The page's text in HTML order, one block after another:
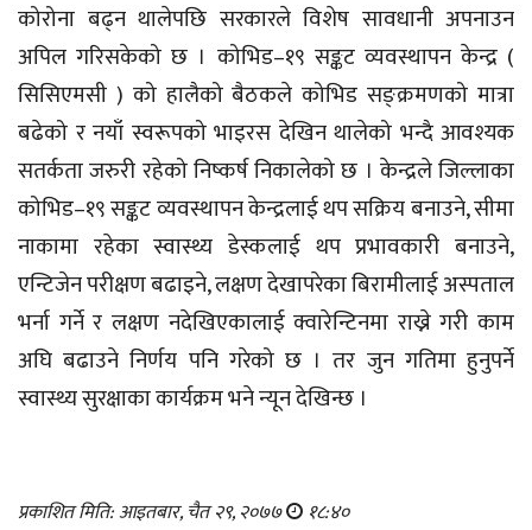
कोरोना बढ्न थालेपछि सरकारले विशेष सावधानी अपनाउन
अपिल गरिसकेको छ । कोभिड–१९ सङ्कट व्यवस्थापन केन्द्र (
सिसिएमसी ) को हालैको बैठकले कोभिड सङ्क्रमणको मात्रा
बढेको र नयाँ स्वरूपको भाइरस देखिन थालेको भन्दै आवश्यक
सतर्कता जरुरी रहेको निष्कर्ष निकालेको छ । केन्द्रले जिल्लाका
कोभिड–१९ सङ्कट व्यवस्थापन केन्द्रलाई थप सक्रिय बनाउने, सीमा
नाकामा रहेका स्वास्थ्य डेस्कलाई थप प्रभावकारी बनाउने,
एन्टिजेन परीक्षण बढाइने, लक्षण देखापरेका बिरामीलाई अस्पताल
भर्ना गर्ने र लक्षण नदेखिएकालाई क्वारेन्टिनमा राख्ने गरी काम
अघि बढाउने निर्णय पनि गरेको छ । तर जुन गतिमा हुनुपर्ने
स्वास्थ्य सुरक्षाका कार्यक्रम भने न्यून देखिन्छ ।
प्रकाशित मिति: आइतबार, चैत २९, २०७७ १८:४०